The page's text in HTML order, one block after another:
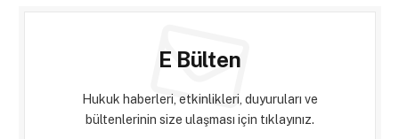
E Bülten
Hukuk haberleri, etkinlikleri, duyuruları ve
bültenlerinin size ulaşması için tıklayınız.